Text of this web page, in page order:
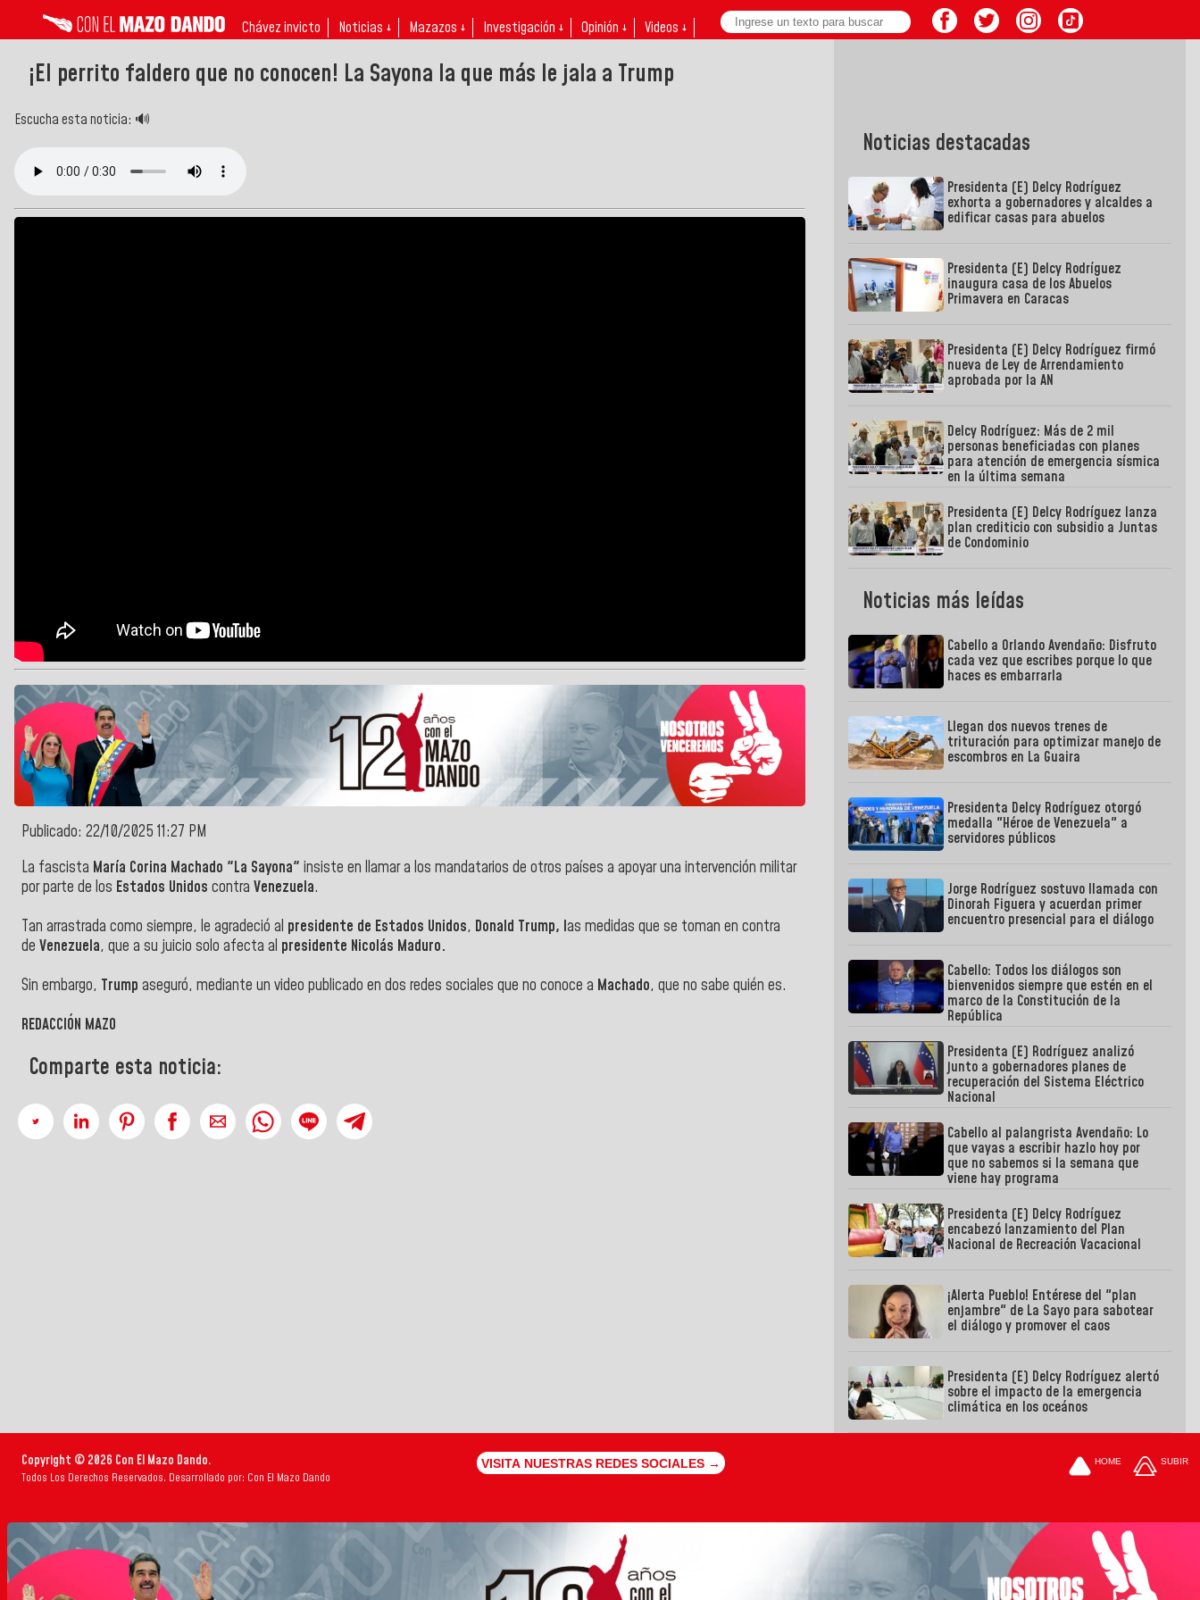
Chávez invicto Noticias ↓ Mazazos ↓ Investigación ↓ Opinión ↓ Videos ↓
¡El perrito faldero que no conocen! La Sayona la que más le jala a Trump
Escucha esta noticia: 🔊
Publicado: 22/10/2025 11:27 PM
La fascista María Corina Machado "La Sayona" insiste en llamar a los mandatarios de otros países a apoyar una intervención militar
por parte de los Estados Unidos contra Venezuela.
Tan arrastrada como siempre, le agradeció al presidente de Estados Unidos, Donald Trump, las medidas que se toman en contra
de Venezuela, que a su juicio solo afecta al presidente Nicolás Maduro.
Sin embargo, Trump aseguró, mediante un video publicado en dos redes sociales que no conoce a Machado, que no sabe quién es.
REDACCIÓN MAZO
Comparte esta noticia:
Noticias destacadas
Presidenta (E) Delcy Rodríguez
exhorta a gobernadores y alcaldes a
edificar casas para abuelos
Presidenta (E) Delcy Rodríguez
inaugura casa de los Abuelos
Primavera en Caracas
Presidenta (E) Delcy Rodríguez firmó
nueva de Ley de Arrendamiento
aprobada por la AN
Delcy Rodríguez: Más de 2 mil
personas beneficiadas con planes
para atención de emergencia sísmica
en la última semana
Presidenta (E) Delcy Rodríguez lanza
plan crediticio con subsidio a Juntas
de Condominio
Noticias más leídas
Cabello a Orlando Avendaño: Disfruto
cada vez que escribes porque lo que
haces es embarrarla
Llegan dos nuevos trenes de
trituración para optimizar manejo de
escombros en La Guaira
Presidenta Delcy Rodríguez otorgó
medalla "Héroe de Venezuela" a
servidores públicos
Jorge Rodríguez sostuvo llamada con
Dinorah Figuera y acuerdan primer
encuentro presencial para el diálogo
Cabello: Todos los diálogos son
bienvenidos siempre que estén en el
marco de la Constitución de la
República
Presidenta (E) Rodríguez analizó
junto a gobernadores planes de
recuperación del Sistema Eléctrico
Nacional
Cabello al palangrista Avendaño: Lo
que vayas a escribir hazlo hoy por
que no sabemos si la semana que
viene hay programa
Presidenta (E) Delcy Rodríguez
encabezó lanzamiento del Plan
Nacional de Recreación Vacacional
¡Alerta Pueblo! Entérese del "plan
enjambre" de La Sayo para sabotear
el diálogo y promover el caos
Presidenta (E) Delcy Rodríguez alertó
sobre el impacto de la emergencia
climática en los oceános
Copyright © 2026 Con El Mazo Dando.
Todos Los Derechos Reservados. Desarrollado por: Con El Mazo Dando
VISITA NUESTRAS REDES SOCIALES → HOME SUBIR